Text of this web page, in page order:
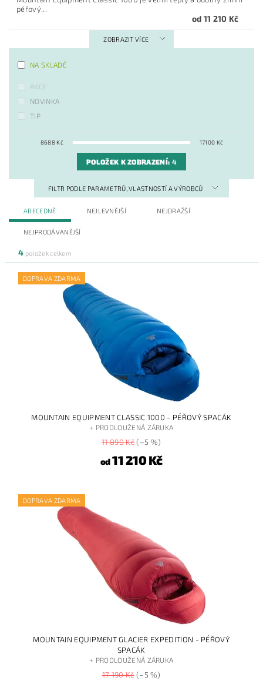
péřový...
od 11 210 Kč
ZOBRAZIT VÍCE
NA SKLADĚ
AKCE
NOVINKA
TIP
8688 Kč 17100 Kč
POLOŽEK K ZOBRAZENÍ: 4
FILTR PODLE PARAMETRŮ, VLASTNOSTÍ A VÝROBCŮ
ABECEDNĚ NEJLEVNĚJŠÍ NEJDRAŽŠÍ
NEJPRODÁVANĚJŠÍ
4 položek celkem
DOPRAVA ZDARMA
MOUNTAIN EQUIPMENT CLASSIC 1000 - PÉŘOVÝ SPACÁK
+ PRODLOUŽENÁ ZÁRUKA
11 890 Kč(–5 %)
od11 210 Kč
DOPRAVA ZDARMA
MOUNTAIN EQUIPMENT GLACIER EXPEDITION - PÉŘOVÝ
SPACÁK
+ PRODLOUŽENÁ ZÁRUKA
17 190 Kč(–5 %)